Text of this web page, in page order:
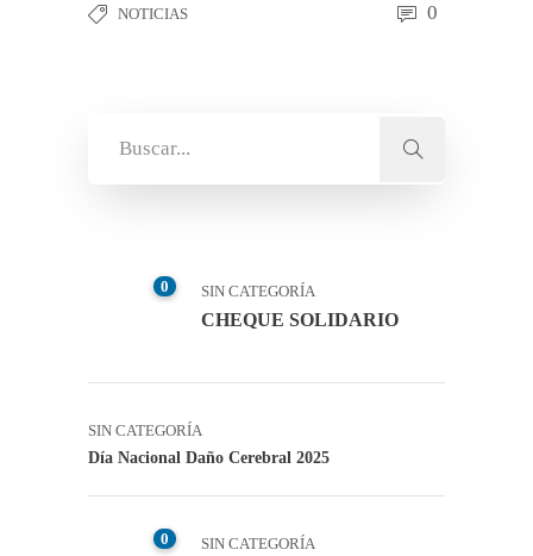
NOTICIAS 0
0 SIN CATEGORÍA
CHEQUE SOLIDARIO
SIN CATEGORÍA
Día Nacional Daño Cerebral 2025
0 SIN CATEGORÍA